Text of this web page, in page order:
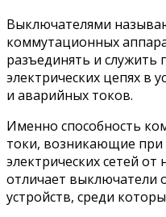
Выключателями
коммутационных
разъединять и служить
электрических цепях в
и аварийных токов.
Именно способность
токи, возникающие при
электрических сетей
отличает выключатели
устройств, среди